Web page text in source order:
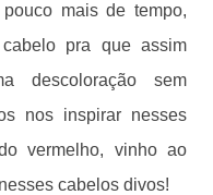
mais de tempo,
pra que assim
descoloração sem
nos inspirar nesses
vermelho, vinho ao
cabelos divos!